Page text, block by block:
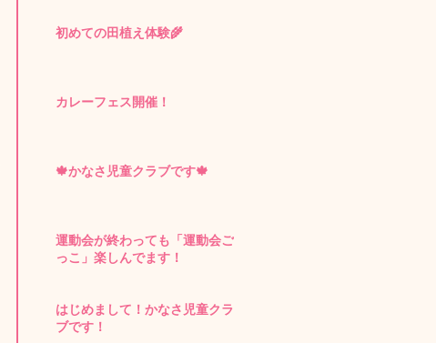
初めての田植え体験🌾
カレーフェス開催！
🍁かなさ児童クラブです🍁
運動会が終わっても「運動会ご
っこ」楽しんでます！
はじめまして！かなさ児童クラ
ブです！